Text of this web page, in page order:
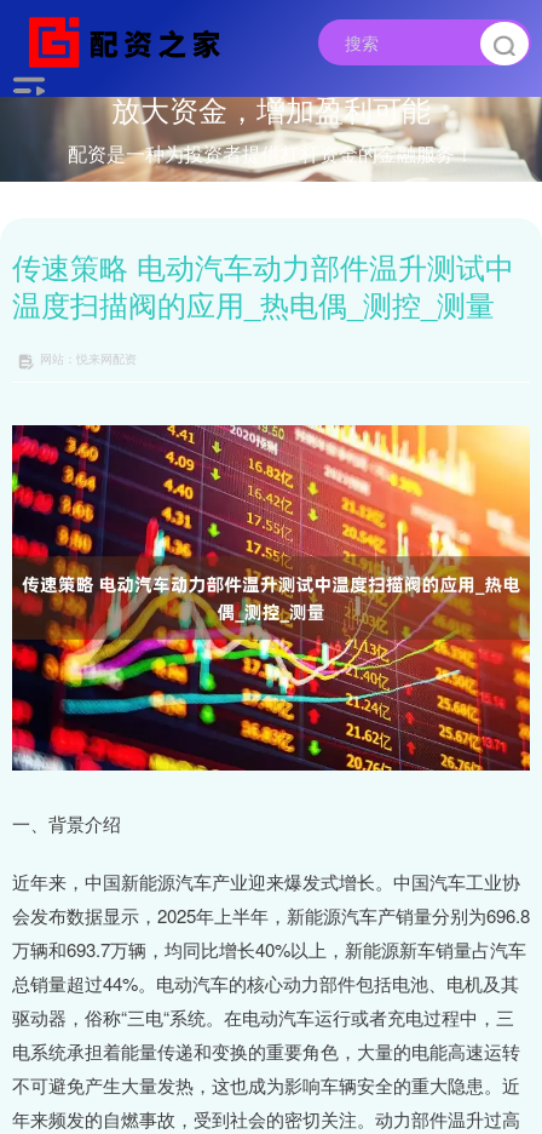
放大资金，增加盈利可能
配资是一种为投资者提供杠杆资金的金融服务！
传速策略 电动汽车动力部件温升测试中
温度扫描阀的应用_热电偶_测控_测量
网站：悦来网配资
一、背景介绍
近年来，中国新能源汽车产业迎来爆发式增长。中国汽车工业协
会发布数据显示，2025年上半年，新能源汽车产销量分别为696.8
万辆和693.7万辆，均同比增长40%以上，新能源新车销量占汽车
总销量超过44%。电动汽车的核心动力部件包括电池、电机及其
驱动器，俗称“三电“系统。在电动汽车运行或者充电过程中，三
电系统承担着能量传递和变换的重要角色，大量的电能高速运转
不可避免产生大量发热，这也成为影响车辆安全的重大隐患。近
年来频发的自燃事故，受到社会的密切关注。动力部件温升过高